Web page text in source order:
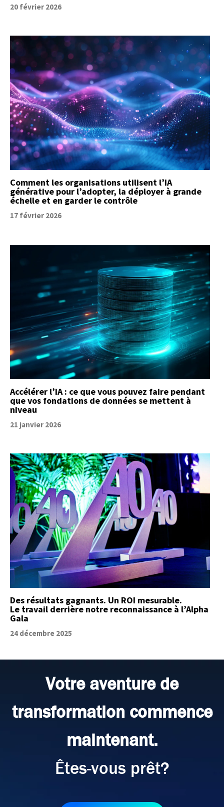
20 février 2026
Comment les organisations utilisent l’IA
générative pour l’adopter, la déployer à grande
échelle et en garder le contrôle
17 février 2026
Accélérer l’IA : ce que vous pouvez faire pendant
que vos fondations de données se mettent à
niveau
21 janvier 2026
Des résultats gagnants. Un ROI mesurable.
Le travail derrière notre reconnaissance à l’Alpha
Gala
24 décembre 2025
Votre aventure de
transformation commence
maintenant.
Êtes-vous prêt?